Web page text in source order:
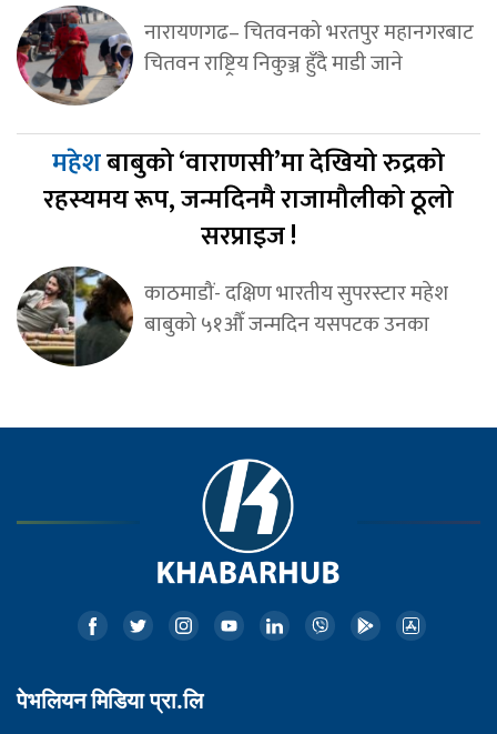
नारायणगढ– चितवनको भरतपुर महानगरबाट
चितवन राष्ट्रिय निकुञ्ज हुँदै माडी जाने
महेशबाबुको ‘वाराणसी’मा देखियो रुद्रको
रहस्यमय रूप, जन्मदिनमै राजामौलीको ठूलो
सरप्राइज !
काठमाडौं- दक्षिण भारतीय सुपरस्टार महेश
बाबुको ५१औँ जन्मदिन यसपटक उनका
पेभलियन मिडिया प्रा.लि